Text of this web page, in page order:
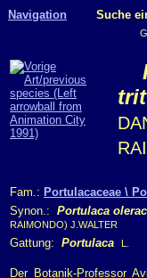
Navigation Suche
Fam.: Portulacaceae \
Synon.: Portulaca
RAIMONDO) J.WALTER
Gattung: Portulaca L.
Der Botanik-Professor